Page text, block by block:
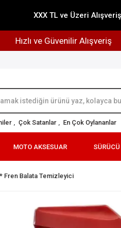
XXX TL ve Üzeri
Hızlı ve Güvenilir Alışveriş
, Çok Satanlar , En Çok Oylananlar
MOTO AKSESUAR
* Fren Balata Temizleyici